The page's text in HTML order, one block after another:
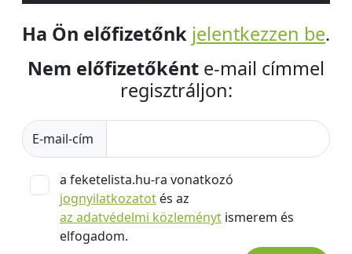
Ha Ön előfizetőnk jelentkezzen be.
Nem előfizetőként e-mail címmel
regisztráljon:
E-mail-cím
a feketelista.hu-ra vonatkozó
jognyilatkozatot és az
az adatvédelmi közleményt ismerem és
elfogadom.